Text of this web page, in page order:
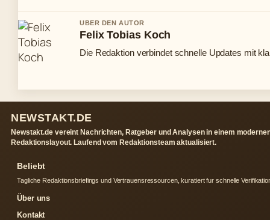
UBER DEN AUTOR
Felix Tobias Koch
Die Redaktion verbindet schnelle Updates mit
NEWSTAKT.DE
Newstakt.de vereint Nachrichten, Ratgeber und Analysen in einem
Redaktionslayout. Laufend vom Redaktionsteam aktualisiert.
Beliebt
Tagliche Redaktionsbriefings und Vertrauensressourcen, kuratiert fur schnelle
Über uns
Kontakt